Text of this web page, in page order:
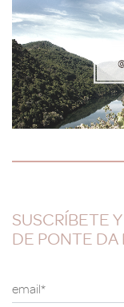
SUSCRÍBETE
DE PONTE DA
email*